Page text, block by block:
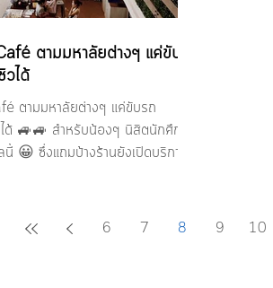
ตามมหาลัยต่างๆ แค่ขับรถ
ได้
ตามมหาลัยต่างๆ แค่ขับรถ
🚙🚙 สำหรับน้องๆ นิสิตนักศึกษา
😀 ซึ่งแถมบ้างร้านยังเปิดบริการ...
6 7 8 9 10